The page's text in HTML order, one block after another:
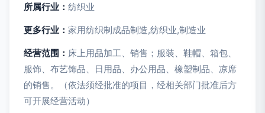
所属行业： 纺织业
更多行业： 家用纺织制成品制造,纺织业,制造业
经营范围： 床上用品加工、销售；服装、鞋帽、箱包、
服饰、布艺饰品、日用品、办公用品、橡塑制品、凉席
的销售。（依法须经批准的项目，经相关部门批准后方
可开展经营活动）